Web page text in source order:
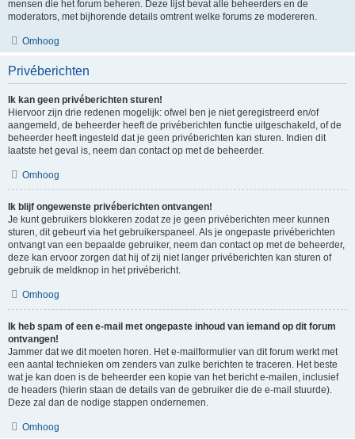
mensen die het forum beheren. Deze lijst bevat alle beheerders en de
moderators, met bijhorende details omtrent welke forums ze modereren.
Omhoog
Privéberichten
Ik kan geen privéberichten sturen!
Hiervoor zijn drie redenen mogelijk: ofwel ben je niet geregistreerd en/of
aangemeld, de beheerder heeft de privéberichten functie uitgeschakeld, of de
beheerder heeft ingesteld dat je geen privéberichten kan sturen. Indien dit
laatste het geval is, neem dan contact op met de beheerder.
Omhoog
Ik blijf ongewenste privéberichten ontvangen!
Je kunt gebruikers blokkeren zodat ze je geen privéberichten meer kunnen
sturen, dit gebeurt via het gebruikerspaneel. Als je ongepaste privéberichten
ontvangt van een bepaalde gebruiker, neem dan contact op met de beheerder,
deze kan ervoor zorgen dat hij of zij niet langer privéberichten kan sturen of
gebruik de meldknop in het privébericht.
Omhoog
Ik heb spam of een e-mail met ongepaste inhoud van iemand op dit forum
ontvangen!
Jammer dat we dit moeten horen. Het e-mailformulier van dit forum werkt met
een aantal technieken om zenders van zulke berichten te traceren. Het beste
wat je kan doen is de beheerder een kopie van het bericht e-mailen, inclusief
de headers (hierin staan de details van de gebruiker die de e-mail stuurde).
Deze zal dan de nodige stappen ondernemen.
Omhoog